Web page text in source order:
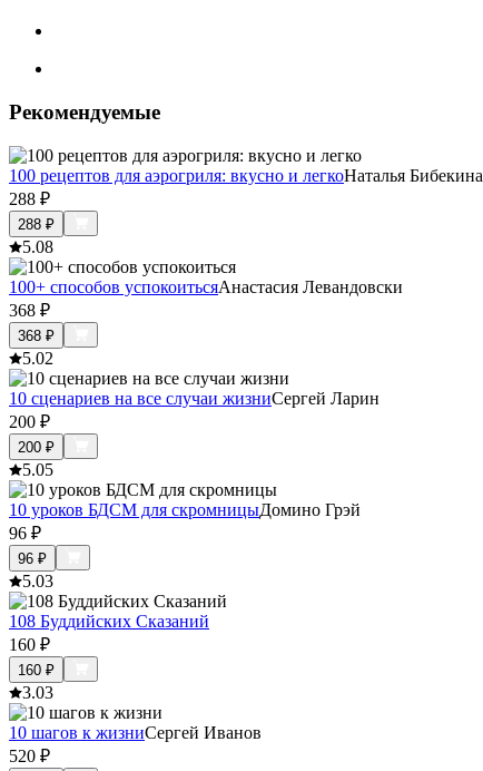
Рекомендуемые
100 рецептов для аэрогриля: вкусно и легкоНаталья Бибекина
288 ₽
288 ₽
5.08
100+ способов успокоитьсяАнастасия Левандовски
368 ₽
368 ₽
5.02
10 сценариев на все случаи жизниСергей Ларин
200 ₽
200 ₽
5.05
10 уроков БДСМ для скромницыДомино Грэй
96 ₽
96 ₽
5.03
108 Буддийских Сказаний
160 ₽
160 ₽
3.03
10 шагов к жизниСергей Иванов
520 ₽